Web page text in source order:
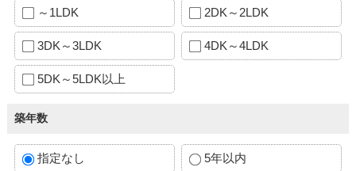
～1LDK 2DK～2LDK
3DK～3LDK 4DK～4LDK
5DK～5LDK以上
築年数
指定なし 5年以内